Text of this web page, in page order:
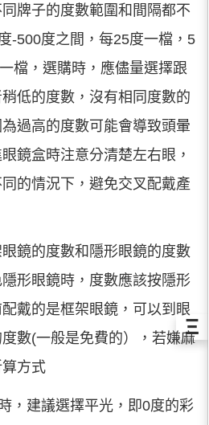
牌子的度數範圍和間隔都不
-500度之間，每25度一檔，5
檔，選購時，應儘量選擇跟
低的度數，沒有相同度數的
過高的度數可能會導致頭暈
鏡盒時注意分清楚左右眼，
的情況下，避免交叉配戴產
鏡的度數和隱形眼鏡的度數
形眼鏡時，度數應該按隱形
戴的是框架眼鏡，可以到眼
數(一般是免費的），若嫌麻
方式
，建議選擇平光，即0度的彩
Ξ